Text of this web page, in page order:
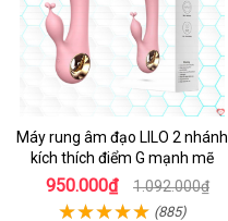
Máy rung âm đạo LILO 2 nhánh
kích thích điểm G mạnh mẽ
950.000₫ 1.092.000₫
(885)